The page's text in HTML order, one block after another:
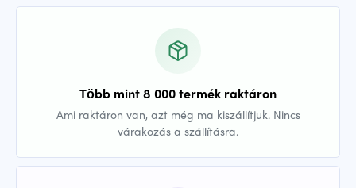
Több mint 8 000 termék raktáron
Ami raktáron van, azt még ma kiszállítjuk. Nincs
várakozás a szállításra.